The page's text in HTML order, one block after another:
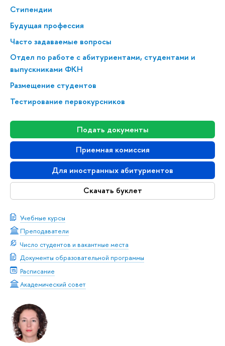
Стипендии
Будущая профессия
Часто задаваемые вопросы
Отдел по работе с абитуриентами, студентами и
выпускниками ФКН
Размещение студентов
Тестирование первокурсников
Подать документы
Приемная комиссия
Для иностранных абитуриентов
Скачать буклет
Учебные курсы
Преподаватели
Число студентов и вакантные места
Документы образовательной программы
Расписание
Академический совет